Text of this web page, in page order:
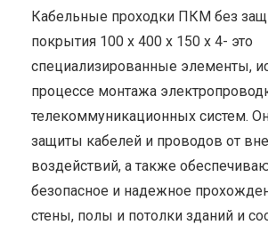
Кабельные проходки ПКМ без
покрытия 100 x 400 x 150 x 4- это
специализированные элементы,
процессе монтажа
телекоммуникационных систем.
защиты кабелей и проводов от
воздействий, а также
безопасное и надежное
стены, полы и потолки зданий и